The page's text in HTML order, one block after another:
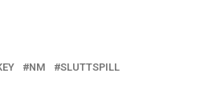
NM SLUTTSPILL